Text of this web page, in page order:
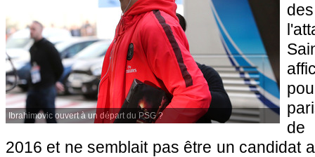
Ibrahimovic ouvert à un départ du PSG ?
de
2016 et ne semblait pas être un candidat